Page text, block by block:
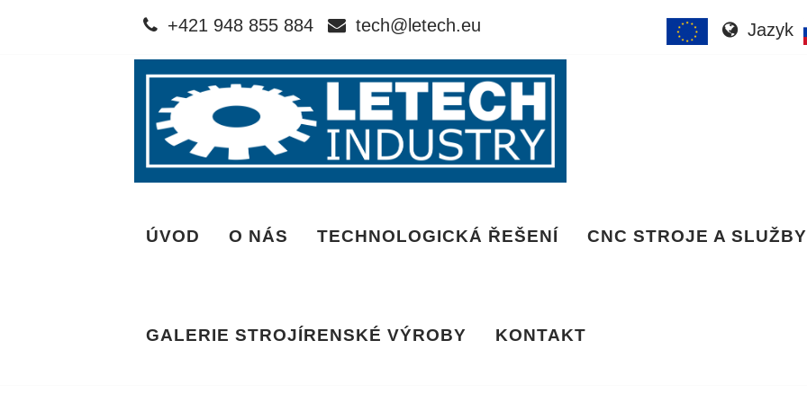
+421 948 855 884 tech@letech.eu Jazyk
ÚVOD O NÁS TECHNOLOGICKÁ ŘEŠENÍ CNC STROJE A SLUŽBY
GALERIE STROJÍRENSKÉ VÝROBY KONTAKT